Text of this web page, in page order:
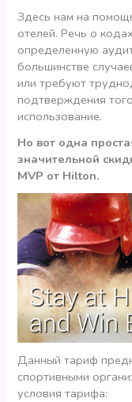
Здесь нам на
отелей. Речь о
определенную
большинстве
или требуют
подтверждения
использование.
Но вот одна
значительной
MVP от Hilton.
Данный тариф
спортивными
условия тарифа: